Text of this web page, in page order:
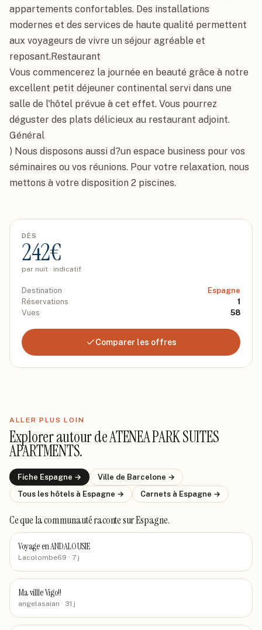
appartements confortables. Des installations
modernes et des services de haute qualité permettent
aux voyageurs de vivre un séjour agréable et
reposant.Restaurant
Vous commencerez la journée en beauté grâce à notre
excellent petit déjeuner continental servi dans une
salle de l'hôtel prévue à cet effet. Vous pourrez
déguster des plats délicieux au restaurant adjoint.
Général
) Nous disposons aussi d?un espace business pour vos
séminaires ou vos réunions. Pour votre relaxation, nous
mettons à votre disposition 2 piscines.
DÈS
242€
par nuit · indicatif
Destination
Espagne
Réservations
1
Vues
58
Comparer les offres
ALLER PLUS LOIN
Explorer autour deATENEA PARK SUITES
APARTMENTS.
Fiche Espagne → Ville de Barcelone →
Tous les hôtels à Espagne → Carnets à Espagne →
Ce que la communauté racontesur Espagne.
Voyage en ANDALOUSIE
Lacolombe69 · 7 j
Ma villle Vigo!!
angelasaian · 31 j